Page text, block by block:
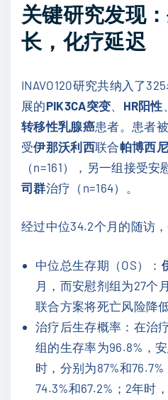
关键研究发现
长，化疗延迟
INAVO120研究共纳入了
展的PIK3CA突变 HR阳性
转移性乳腺癌患者。患者
受伊那沃利西联合帕博西尼
（n=161），另一组接受安
司群治疗（n=164）。
经过中位34.2个月的随访
中位总生存期（OS）：
月，而安慰剂组为27个
联合方案将死亡风险降低
治疗后生存概率：在治
组的生存率为96.8%，
时，分别为87%和
74.3%和67.2%；2年时